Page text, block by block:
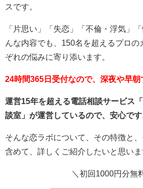
スです。
「片思い」「失恋」「不倫・浮気」
んな内容でも、150名を超えるプロの
ぞれの悩みに寄り添います。
24時間365日受付なので、深夜や早朝
運営15年を超える電話相談サービス
談室」が運営しているので、安心です
そんな恋ラボについて、その特徴と
含めて、詳しくご紹介したいと思いま
＼初回1000円分無